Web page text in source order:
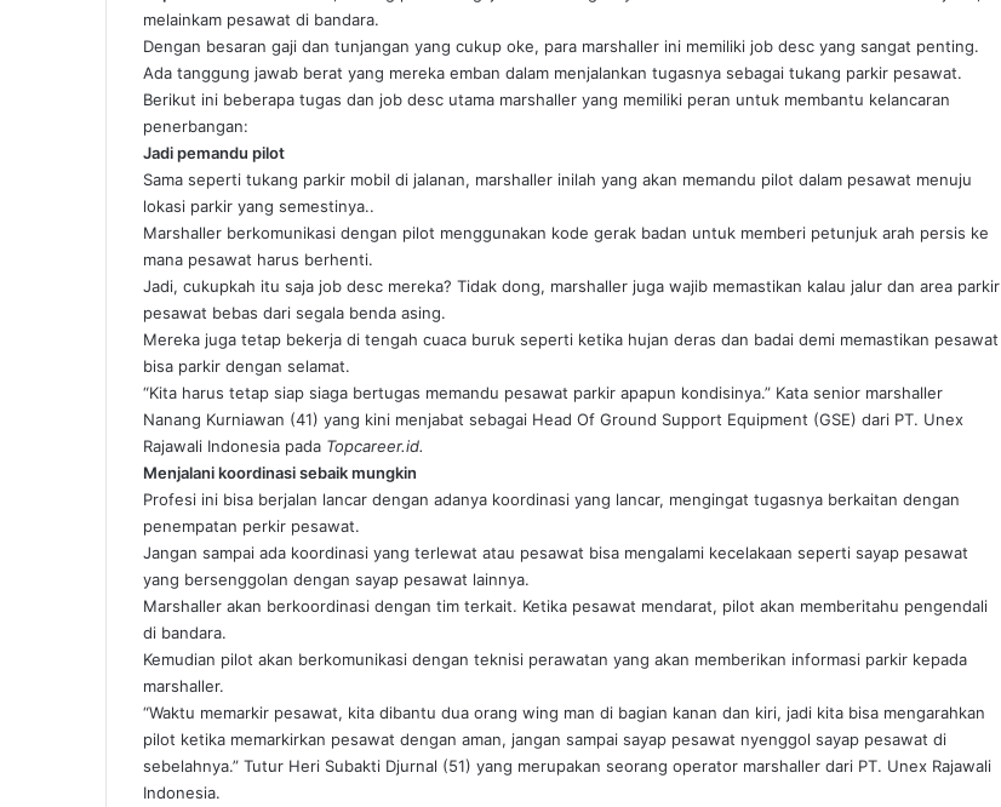
melainkam pesawat di bandara.
Dengan besaran gaji dan tunjangan yang cukup oke, para marshaller ini memiliki job desc yang sangat penting.
Ada tanggung jawab berat yang mereka emban dalam menjalankan tugasnya sebagai tukang parkir pesawat.
Berikut ini beberapa tugas dan job desc utama marshaller yang memiliki peran untuk membantu kelancaran
penerbangan:
Jadi pemandu pilot
Sama seperti tukang parkir mobil di jalanan, marshaller inilah yang akan memandu pilot dalam pesawat menuju
lokasi parkir yang semestinya..
Marshaller berkomunikasi dengan pilot menggunakan kode gerak badan untuk memberi petunjuk arah persis ke
mana pesawat harus berhenti.
Jadi, cukupkah itu saja job desc mereka? Tidak dong, marshaller juga wajib memastikan kalau jalur dan area parkir
pesawat bebas dari segala benda asing.
Mereka juga tetap bekerja di tengah cuaca buruk seperti ketika hujan deras dan badai demi memastikan pesawat
bisa parkir dengan selamat.
“Kita harus tetap siap siaga bertugas memandu pesawat parkir apapun kondisinya.” Kata senior marshaller
Nanang Kurniawan (41) yang kini menjabat sebagai Head Of Ground Support Equipment (GSE) dari PT. Unex
Rajawali Indonesia pada Topcareer.id.
Menjalani koordinasi sebaik mungkin
Profesi ini bisa berjalan lancar dengan adanya koordinasi yang lancar, mengingat tugasnya berkaitan dengan
penempatan perkir pesawat.
Jangan sampai ada koordinasi yang terlewat atau pesawat bisa mengalami kecelakaan seperti sayap pesawat
yang bersenggolan dengan sayap pesawat lainnya.
Marshaller akan berkoordinasi dengan tim terkait. Ketika pesawat mendarat, pilot akan memberitahu pengendali
di bandara.
Kemudian pilot akan berkomunikasi dengan teknisi perawatan yang akan memberikan informasi parkir kepada
marshaller.
“Waktu memarkir pesawat, kita dibantu dua orang wing man di bagian kanan dan kiri, jadi kita bisa mengarahkan
pilot ketika memarkirkan pesawat dengan aman, jangan sampai sayap pesawat nyenggol sayap pesawat di
sebelahnya.” Tutur Heri Subakti Djurnal (51) yang merupakan seorang operator marshaller dari PT. Unex Rajawali
Indonesia.